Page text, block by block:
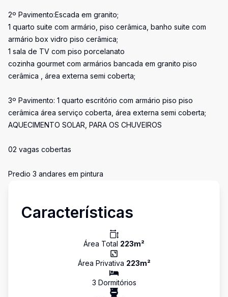
2º Pavimento:Escada em granito;
1 quarto suite com armário, piso cerâmica, banho suite com
armário box vidro piso cerâmica;
1 sala de TV com piso porcelanato
cozinha gourmet com armários bancada em granito piso
cerâmica , área externa semi coberta;
3º Pavimento: 1 quarto escritório com armário piso piso
cerâmica área serviço coberta, área externa semi coberta;
AQUECIMENTO SOLAR, PARA OS CHUVEIROS
02 vagas cobertas
Predio 3 andares em pintura
Características
Área Total 223m²
Área Privativa 223m²
3 Dormitórios